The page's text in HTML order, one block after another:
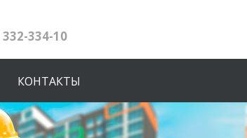
332-334-10
КОНТАКТЫ